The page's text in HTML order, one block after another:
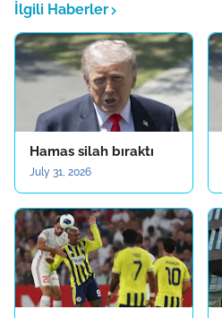
İlgili Haberler
Hamas silah bıraktı
July 31, 2026